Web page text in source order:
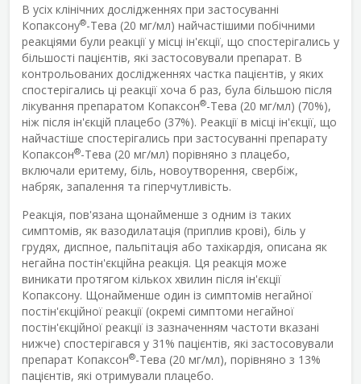
В усіх клінічних дослідженнях при застосуванні
Копаксону®-Тева (20 мг/мл) найчастішими побічними
реакціями були реакції у місці ін'єкції, що спостерігались у
більшості пацієнтів, які застосовували препарат. В
контрольованих дослідженнях частка пацієнтів, у яких
спостерігались ці реакції хоча б раз, була більшою після
лікування препаратом Копаксон®-Тева (20 мг/мл) (70%),
ніж після ін'єкцій плацебо (37%). Реакції в місці ін'єкції, що
найчастіше спостерігались при застосуванні препарату
Копаксон®-Тева (20 мг/мл) порівняно з плацебо,
включали еритему, біль, новоутворення, свербіж,
набряк, запалення та гіперчутливість.
Реакція, пов'язана щонайменше з одним із таких
симптомів, як вазодилатація (приплив крові), біль у
грудях, диспное, пальпітація або тахікардія, описана як
негайна постін'єкційна реакція. Ця реакція може
виникати протягом кількох хвилин після ін'єкції
Копаксону. Щонайменше один із симптомів негайної
постін'єкційної реакції (окремі симптоми негайної
постін'єкційної реакції із зазначенням частоти вказані
нижче) спостерігався у 31% пацієнтів, які застосовували
препарат Копаксон®-Тева (20 мг/мл), порівняно з 13%
пацієнтів, які отримували плацебо.